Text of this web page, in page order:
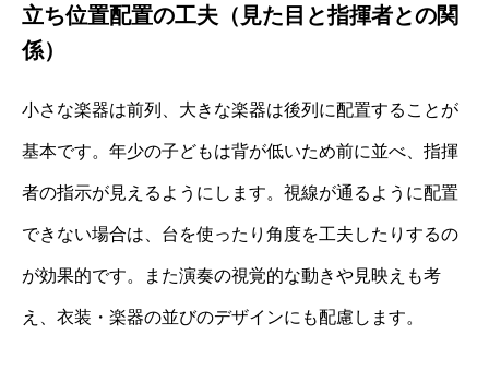
立ち位置配置の工夫（見た目と指揮者との関
係）
小さな楽器は前列、大きな楽器は後列に配置することが
基本です。年少の子どもは背が低いため前に並べ、指揮
者の指示が見えるようにします。視線が通るように配置
できない場合は、台を使ったり角度を工夫したりするの
が効果的です。また演奏の視覚的な動きや見映えも考
え、衣装・楽器の並びのデザインにも配慮します。